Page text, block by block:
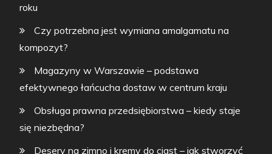
roku
Czy potrzebna jest wymiana amalgamatu na
kompozyt?
Magazyny w Warszawie – podstawa
efektywnego łańcucha dostaw w centrum kraju
Obsługa prawna przedsiębiorstwa – kiedy staje
się niezbędna?
Desery na zimno i kremy do ciast – jak stworzyć